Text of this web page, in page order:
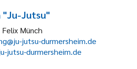
"Ju-Jutsu"
Felix Münch
jutsu-durmersheim.de
jutsu-durmersheim.de